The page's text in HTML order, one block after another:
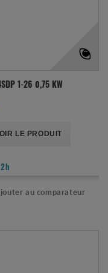
1-26 0,75 KW
LE PRODUIT
au comparateur